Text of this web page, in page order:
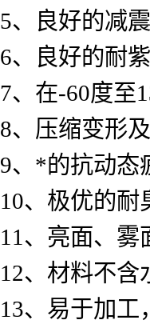
5、良好的减
6、良好的耐
7、在-60度至
8、压缩变形
9、*的抗动态
10、极优的耐
11、亮面、
12、材料不含
13、易于加